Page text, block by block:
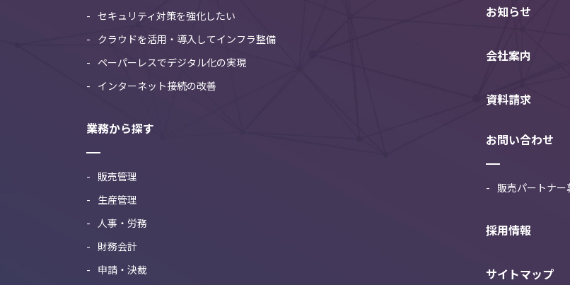
セキュリティ対策を強化したい
クラウドを活用・導入してインフラ整備
ペーパーレスでデジタル化の実現
インターネット接続の改善
業務から探す
販売管理
生産管理
人事・労務
財務会計
申請・決裁
お知らせ
会社案内
資料請求
お問い合わせ
販売パートナー
採用情報
サイトマップ